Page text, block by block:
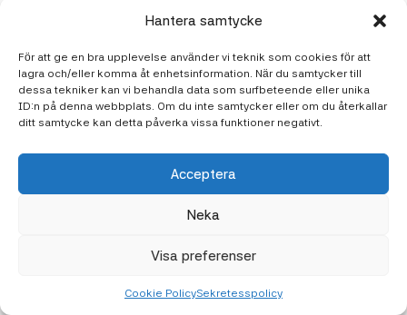
Hantera samtycke
För att ge en bra upplevelse använder vi teknik som cookies för att
lagra och/eller komma åt enhetsinformation. När du samtycker till
dessa tekniker kan vi behandla data som surfbeteende eller unika
ID:n på denna webbplats. Om du inte samtycker eller om du återkallar
ditt samtycke kan detta påverka vissa funktioner negativt.
Acceptera
Neka
Visa preferenser
Cookie PolicySekretesspolicy